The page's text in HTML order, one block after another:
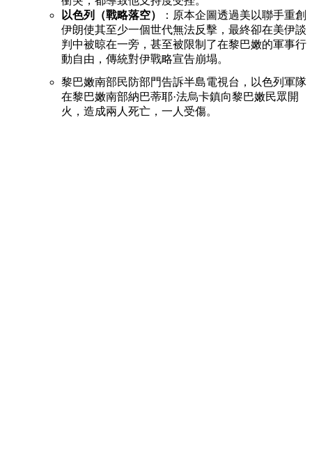
以色列（戰略落空）
：原本企圖透過美以聯手重創
伊朗使其至少一個世代無法反擊，最終卻在美伊談
判中被晾在一旁，甚至被限制了在黎巴嫩的軍事行
動自由，傳統對伊戰略宣告崩塌。
黎巴嫩南部民防部門告訴半島電視台，以色列軍隊
在黎巴嫩南部納巴蒂耶·法烏卡鎮向黎巴嫩民眾開
火，造成兩人死亡，一人受傷。